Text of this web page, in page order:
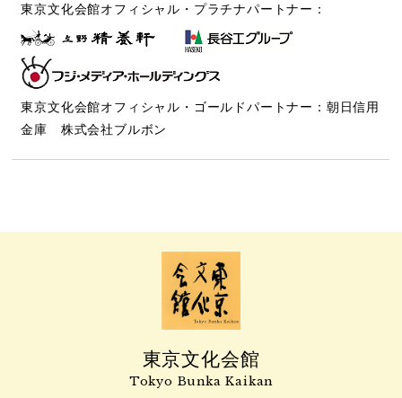
東京文化会館オフィシャル・プラチナパートナー：
東京文化会館オフィシャル・ゴールドパートナー：朝日信用
金庫 株式会社ブルボン
東京文化会館
Tokyo Bunka Kaikan